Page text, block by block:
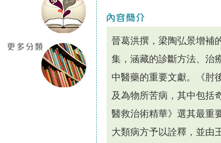
晉葛洪撰，梁陶弘景增補
集，涵藏的診斷方法、治
中醫藥的重要文獻。《肘
及為物所苦病，其中包括
醫救治術精華》選其最重
大類病方予以詮釋，並由